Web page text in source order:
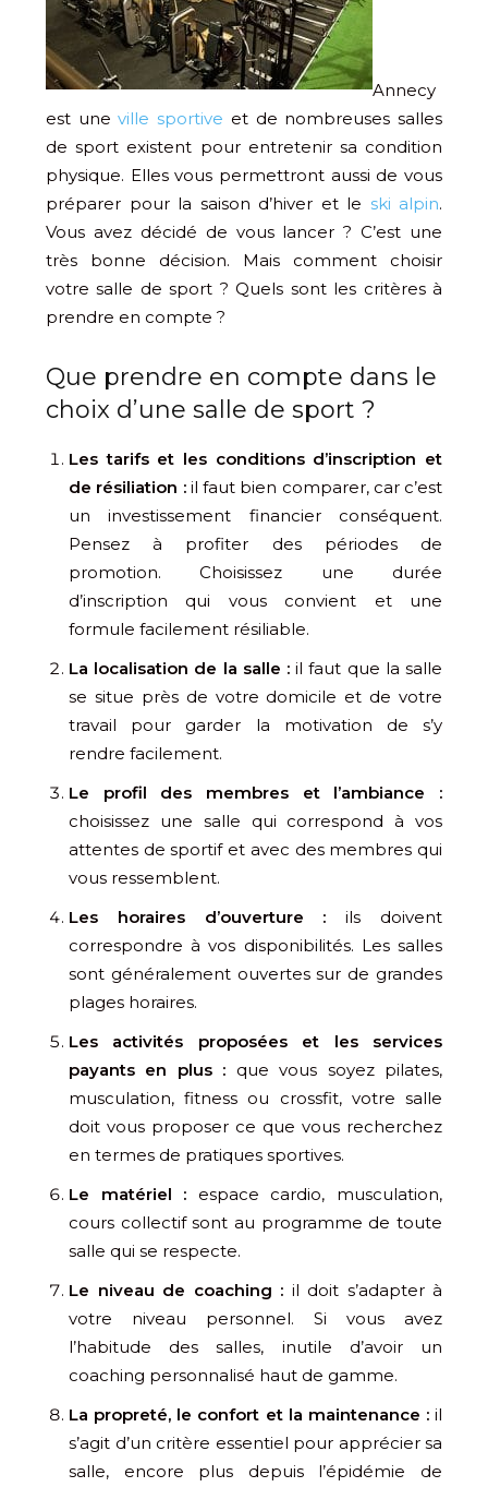
Annecy
est uneville sportive et de nombreuses salles
de sport existent pour entretenir sa condition
physique. Elles vous permettront aussi de vous
préparer pour la saison d’hiver et le ski alpin.
Vous avez décidé de vous lancer ? C’est une
très bonne décision. Mais comment choisir
votre salle de sport ? Quels sont les critères à
prendre en compte ?
Que prendre en compte dans le
choix d’une salle de sport ?
Les tarifs et les conditions d’inscription et
de résiliation :il faut bien comparer, car c’est
un investissement financier conséquent.
Pensez à profiter des périodes de
promotion. Choisissez une durée
d’inscription qui vous convient et une
formule facilement résiliable.
La localisation de la salle :il faut que la salle
se situe près de votre domicile et de votre
travail pour garder la motivation de s’y
rendre facilement.
Le profil des membres et l’ambiance :
choisissez une salle qui correspond à vos
attentes de sportif et avec des membres qui
vous ressemblent.
Les horaires d’ouverture :ils doivent
correspondre à vos disponibilités. Les salles
sont généralement ouvertes sur de grandes
plages horaires.
Les activités proposées et les services
payants en plus : que vous soyez pilates,
musculation, fitness ou crossfit, votre salle
doit vous proposer ce que vous recherchez
en termes de pratiques sportives.
Le matériel : espace cardio, musculation,
cours collectif sont au programme de toute
salle qui se respecte.
Le niveau de coaching : il doit s’adapter à
votre niveau personnel. Si vous avez
l’habitude des salles, inutile d’avoir un
coaching personnalisé haut de gamme.
La propreté, le confort et la maintenance : il
s’agit d’un critère essentiel pour apprécier sa
salle, encore plus depuis l’épidémie de